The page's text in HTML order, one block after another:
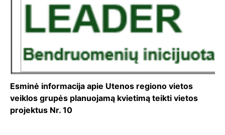
Esminė informacija apie Utenos regiono vietos
veiklos grupės planuojamą kvietimą teikti vietos
projektus Nr. 10